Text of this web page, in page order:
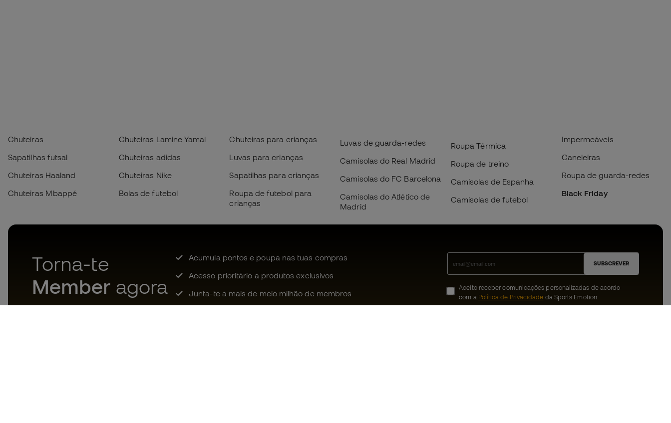
Chuteiras
Sapatilhas futsal
Chuteiras Haaland
Chuteiras Mbappé
Chuteiras Lamine Yamal
Chuteiras adidas
Chuteiras Nike
Bolas de futebol
Chuteiras para crianças
Luvas para crianças
Sapatilhas para crianças
Roupa de futebol para
crianças
Luvas de guarda-redes
Camisolas do Real Madrid
Camisolas do FC Barcelona
Camisolas do Atlético de
Madrid
Roupa Térmica
Roupa de treino
Camisolas de Espanha
Camisolas de futebol
Impermeáveis
Caneleiras
Roupa de guarda-redes
Black Friday
Torna-te
Member agora
Acumula pontos e poupa nas tuas compras
Acesso prioritário a produtos exclusivos
Junta-te a mais de meio milhão de membros
SUBSCREVER
Aceito receber comunicações personalizadas de acordo
com a Política de Privacidade da Sports Emotion.